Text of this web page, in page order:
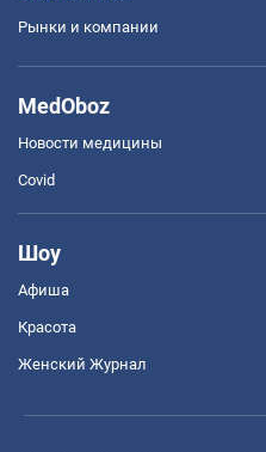
Рынки и компании
MedOboz
Новости медицины
Covid
Шоу
Афиша
Красота
Женский Журнал